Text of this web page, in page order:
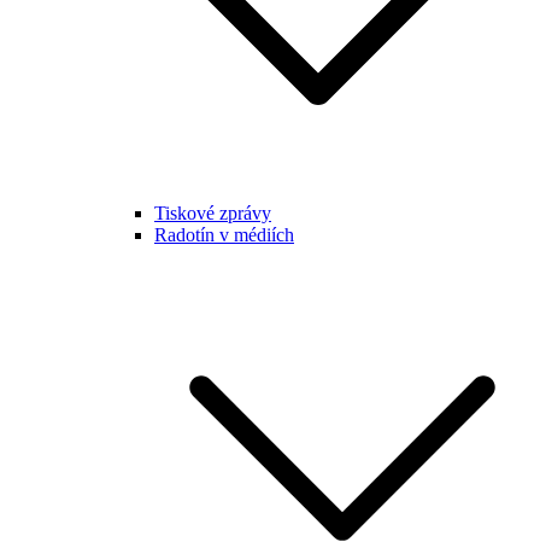
Tiskové zprávy
Radotín v médiích